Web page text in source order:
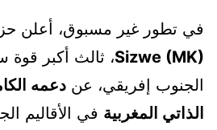
في تطور غير مسبوق، أعلن
Sizwe (MK)، ثالث أكبر قوة
الجنوب إفريقي، عن دعمه
الذاتي المغربية في الأقاليم